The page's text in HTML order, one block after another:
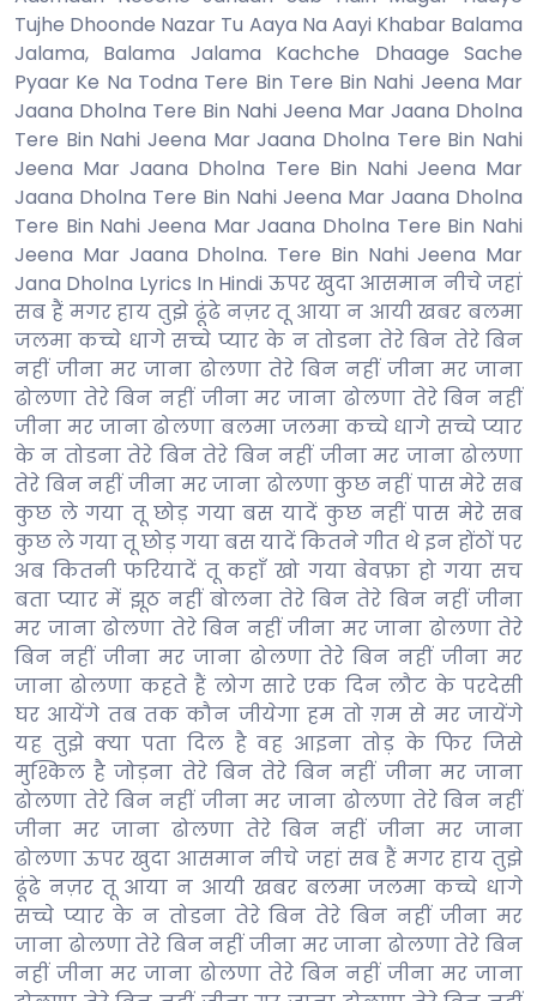
Tujhe Dhoonde Nazar Tu Aaya Na Aayi Khabar Balama
Jalama, Balama Jalama Kachche Dhaage Sache
Pyaar Ke Na Todna Tere Bin Tere Bin Nahi Jeena Mar
Jaana Dholna Tere Bin Nahi Jeena Mar Jaana Dholna
Tere Bin Nahi Jeena Mar Jaana Dholna Tere Bin Nahi
Jeena Mar Jaana Dholna Tere Bin Nahi Jeena Mar
Jaana Dholna Tere Bin Nahi Jeena Mar Jaana Dholna
Tere Bin Nahi Jeena Mar Jaana Dholna Tere Bin Nahi
Jeena Mar Jaana Dholna. Tere Bin Nahi Jeena Mar
Jana Dholna Lyrics In Hindi ऊपर खुदा आसमान नीचे जहां
सब हैं मगर हाय तुझे ढूंढे नज़र तू आया न आयी खबर बलमा
जलमा कच्चे धागे सच्चे प्यार के न तोडना तेरे बिन तेरे बिन
नहीं जीना मर जाना ढोलणा तेरे बिन नहीं जीना मर जाना
ढोलणा तेरे बिन नहीं जीना मर जाना ढोलणा तेरे बिन नहीं
जीना मर जाना ढोलणा बलमा जलमा कच्चे धागे सच्चे प्यार
के न तोडना तेरे बिन तेरे बिन नहीं जीना मर जाना ढोलणा
तेरे बिन नहीं जीना मर जाना ढोलणा कुछ नहीं पास मेरे सब
कुछ ले गया तू छोड़ गया बस यादें कुछ नहीं पास मेरे सब
कुछ ले गया तू छोड़ गया बस यादें कितने गीत थे इन होंठों पर
अब कितनी फरियादें तू कहाँ खो गया बेवफ़ा हो गया सच
बता प्यार में झूठ नहीं बोलना तेरे बिन तेरे बिन नहीं जीना
मर जाना ढोलणा तेरे बिन नहीं जीना मर जाना ढोलणा तेरे
बिन नहीं जीना मर जाना ढोलणा तेरे बिन नहीं जीना मर
जाना ढोलणा कहते हैं लोग सारे एक दिन लौट के परदेसी
घर आयेंगे तब तक कौन जीयेगा हम तो ग़म से मर जायेंगे
यह तुझे क्या पता दिल है वह आइना तोड़ के फिर जिसे
मुश्किल है जोड़ना तेरे बिन तेरे बिन नहीं जीना मर जाना
ढोलणा तेरे बिन नहीं जीना मर जाना ढोलणा तेरे बिन नहीं
जीना मर जाना ढोलणा तेरे बिन नहीं जीना मर जाना
ढोलणा ऊपर खुदा आसमान नीचे जहां सब हैं मगर हाय तुझे
ढूंढे नज़र तू आया न आयी खबर बलमा जलमा कच्चे धागे
सच्चे प्यार के न तोडना तेरे बिन तेरे बिन नहीं जीना मर
जाना ढोलणा तेरे बिन नहीं जीना मर जाना ढोलणा तेरे बिन
नहीं जीना मर जाना ढोलणा तेरे बिन नहीं जीना मर जाना